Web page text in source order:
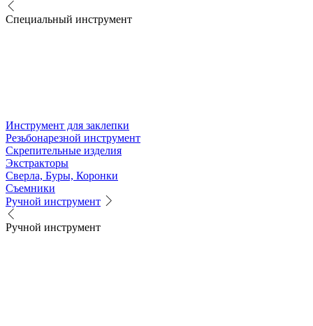
Специальный инструмент
Инструмент для заклепки
Резьбонарезной инструмент
Скрепительные изделия
Экстракторы
Сверла, Буры, Коронки
Съемники
Ручной инструмент
Ручной инструмент